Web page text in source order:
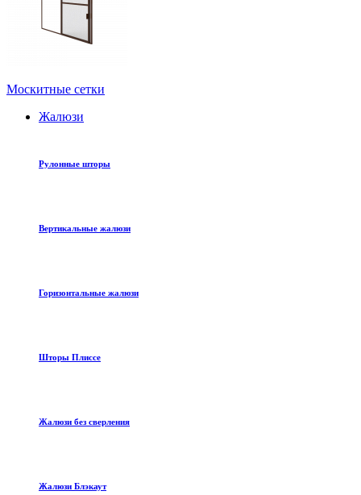
Москитные сетки
Жалюзи
Рулонные шторы
Вертикальные жалюзи
Горизонтальные жалюзи
Шторы Плиссе
Жалюзи без сверления
Жалюзи Блэкаут